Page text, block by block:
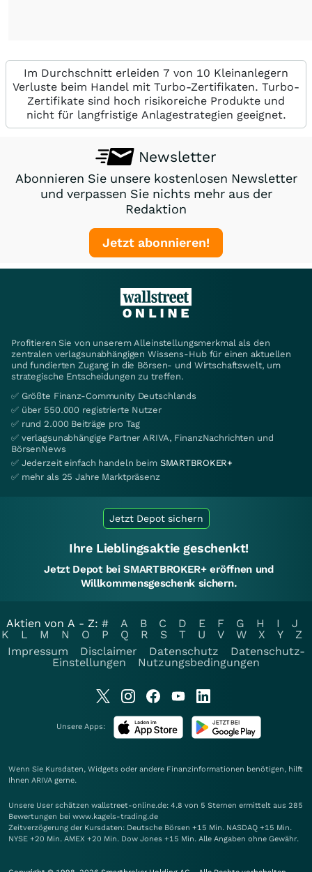
Im Durchschnitt erleiden 7 von 10 Kleinanlegern
Verluste beim Handel mit Turbo-Zertifikaten. Turbo-
Zertifikate sind hoch risikoreiche Produkte und
nicht für langfristige Anlagestrategien geeignet.
Newsletter
Abonnieren Sie unsere kostenlosen Newsletter
und verpassen Sie nichts mehr aus der
Redaktion
Jetzt abonnieren!
Profitieren Sie von unserem Alleinstellungsmerkmal als den
zentralen verlagsunabhängigen Wissens-Hub für einen aktuellen
und fundierten Zugang in die Börsen- und Wirtschaftswelt, um
strategische Entscheidungen zu treffen.
✅ Größte Finanz-Community Deutschlands
✅ über 550.000 registrierte Nutzer
✅ rund 2.000 Beiträge pro Tag
✅ verlagsunabhängige Partner ARIVA, FinanzNachrichten und
BörsenNews
✅ Jederzeit einfach handeln beim SMARTBROKER+
✅ mehr als 25 Jahre Marktpräsenz
Jetzt Depot sichern
Ihre Lieblingsaktie geschenkt!
Jetzt Depot bei SMARTBROKER+ eröffnen und
Willkommensgeschenk sichern.
Aktien von A - Z: # A B C D E F G H I
J
K
L M N O P Q R S T U V W X Y
Z
Impressum
Disclaimer Datenschutz
Datenschutz-
Einstellungen
Nutzungsbedingungen
Unsere Apps:
Wenn Sie Kursdaten, Widgets oder andere Finanzinformationen benötigen, hilft
Ihnen ARIVA gerne.
Unsere User schätzen wallstreet-online.de: 4.8 von 5 Sternen ermittelt aus 285
Bewertungen bei www.kagels-trading.de
Zeitverzögerung der Kursdaten: Deutsche Börsen +15 Min. NASDAQ +15 Min.
NYSE +20 Min. AMEX +20 Min. Dow Jones +15 Min. Alle Angaben ohne Gewähr.